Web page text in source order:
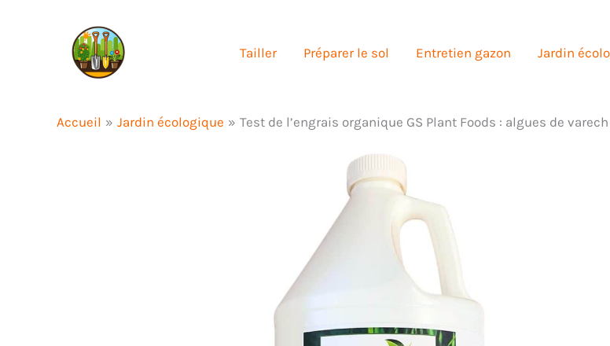
Tailler Préparer le sol Entretien gazon Jardin
Accueil Jardin écologique Test de l’engrais organique GS Plant Foods : algues de